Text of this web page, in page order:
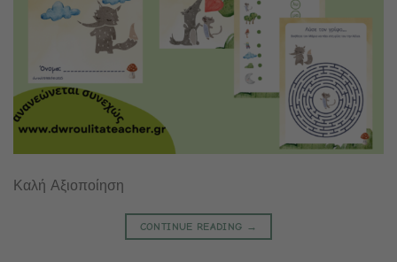
Καλή Αξιοποίηση
CONTINUE READING →